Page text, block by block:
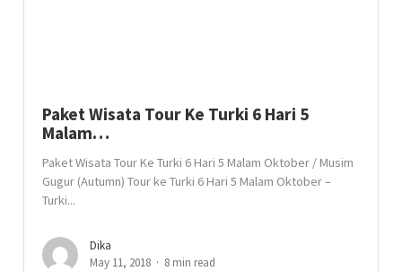
Paket Wisata Tour Ke Turki 6 Hari 5
Malam…
Paket Wisata Tour Ke Turki 6 Hari 5 Malam Oktober / Musim
Gugur (Autumn) Tour ke Turki 6 Hari 5 Malam Oktober –
Turki...
Dika
May 11, 2018
8 min read